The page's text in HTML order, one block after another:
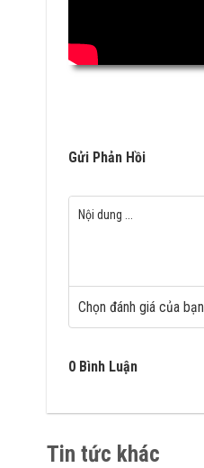
Gửi Phản Hồi
Chọn đánh giá của bạn
0 Bình Luận
Tin tức khác